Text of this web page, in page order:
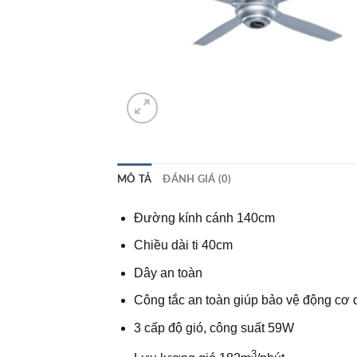
MÔ TẢ ĐÁNH GIÁ (0)
Đường kính cánh 140cm
Chiều dài ti 40cm
Dây an toàn
Công tắc an toàn giúp bảo vệ động cơ
3 cấp độ gió, công suất 59W
3